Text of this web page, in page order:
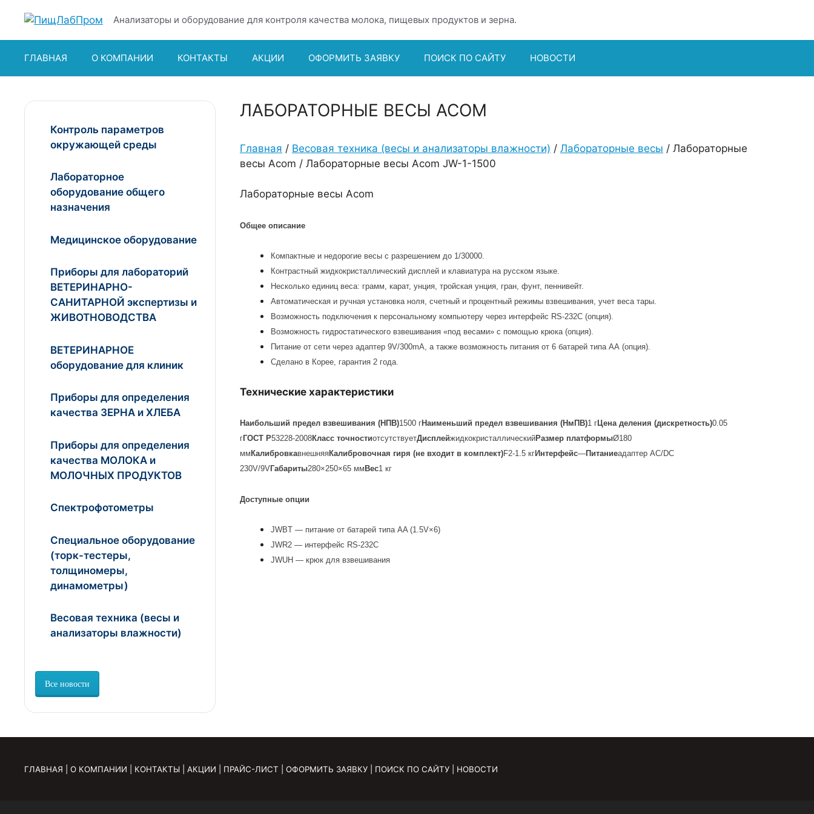
содержимому
Анализаторы и оборудование для контроля качества молока, пищевых продуктов и зерна.
ГЛАВНАЯ О КОМПАНИИ КОНТАКТЫ АКЦИИ ОФОРМИТЬ ЗАЯВКУ ПОИСК ПО САЙТУ НОВОСТИ
ЛАБОРАТОРНЫЕ ВЕСЫ ACOM
Главная / Весовая техника (весы и анализаторы влажности) / Лабораторные весы / Лабораторные
весы Acom / Лабораторные весы Acom JW-1-1500
Лабораторные весы Acom
Общее описание
Компактные и недорогие весы с разрешением до 1/30000.
Контрастный жидкокристаллический дисплей и клавиатура на русском языке.
Несколько единиц веса: грамм, карат, унция, тройская унция, гран, фунт, пеннивейт.
Автоматическая и ручная установка ноля, счетный и процентный режимы взвешивания, учет веса тары.
Возможность подключения к персональному компьютеру через интерфейс RS-232C (опция).
Возможность гидростатического взвешивания «под весами» с помощью крюка (опция).
Питание от сети через адаптер 9V/300mA, а также возможность питания от 6 батарей типа АА (опция).
Сделано в Корее, гарантия 2 года.
Технические характеристики
Наибольший предел взвешивания (НПВ)1500 гНаименьший предел взвешивания (НмПВ)1 гЦена деления (дискретность)0.05
гГОСТ Р53228-2008Класс точностиотсутствуетДисплейжидкокристаллическийРазмер платформыØ180
мм КалибровкавнешняяКалибровочная гиря (не входит в комплект)F2-1.5 кгИнтерфейс—Питаниеадаптер AC/DC
230V/9VГабариты280×250×65 мм Вес1 кг
Доступные опции
JWBT — питание от батарей типа AA (1.5V×6)
JWR2 — интерфейс RS-232C
JWUH — крюк для взвешивания
Контроль параметров
окружающей среды
Лабораторное
оборудование общего
назначения
Медицинское оборудование
Приборы для лабораторий
ВЕТЕРИНАРНО-
САНИТАРНОЙ экспертизы и
ЖИВОТНОВОДСТВА
ВЕТЕРИНАРНОЕ
оборудование для клиник
Приборы для определения
качества ЗЕРНА и ХЛЕБА
Приборы для определения
качества МОЛОКА и
МОЛОЧНЫХ ПРОДУКТОВ
Спектрофотометры
Специальное оборудование
(торк-тестеры,
толщиномеры,
динамометры)
Весовая техника (весы и
анализаторы влажности)
Все новости
ГЛАВНАЯ О КОМПАНИИ КОНТАКТЫ АКЦИИ ПРАЙС-ЛИСТ ОФОРМИТЬ ЗАЯВКУ ПОИСК ПО САЙТУ НОВОСТИ